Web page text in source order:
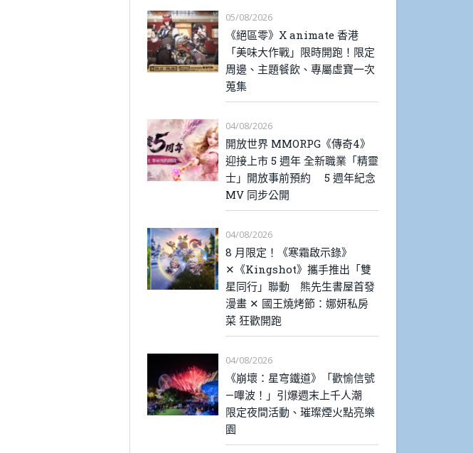
05/08/2026
《絕區零》X animate 香港
「美味大作戰」限時開跑！限定
周邊、主題餐飲、專屬虛寶一次
蒐集
04/08/2026
開放世界 MMORPG《傳奇4》
迎接上市 5 週年 全新職業「精靈
士」開放事前預約 5 週年紀念
MV 同步公開
04/08/2026
8 月限定！《寒霜啟示錄》
✕《Kingshot》攜手推出「雙
星同行」聯動 熊先生書屋首發
漫畫 ✕ 國王燒烤節：娜妍私房
菜 狂歡開跑
04/08/2026
《崩壞：星穹鐵道》「歡愉信號
—嗶波！」引爆週末上千人潮
限定夜間活動、璀璨煙火點亮樂
園